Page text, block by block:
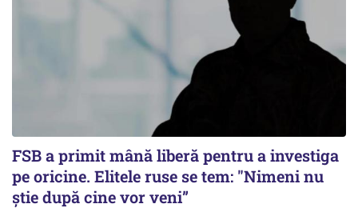
FSB a primit mână liberă pentru a investiga
pe oricine. Elitele ruse se tem: "Nimeni nu
știe după cine vor veni”